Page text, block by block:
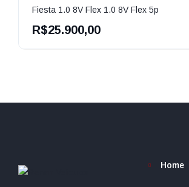
Fiesta 1.0 8V Flex 1.0 8V Flex 5p
R$25.900,00
Home